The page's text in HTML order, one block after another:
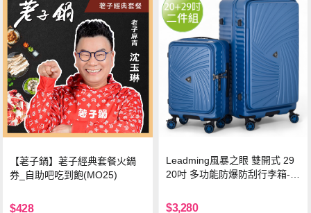
【荖子鍋】荖子經典套餐火鍋
券_自助吧吃到飽(MO25)
$428
Leadming風暴之眼 雙開式 29
20吋 多功能防爆防刮行李箱-海
$3,280